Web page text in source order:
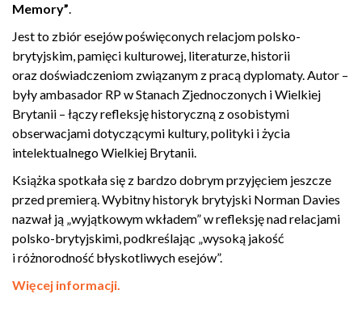
Memory”.
Jest to zbiór esejów poświęconych relacjom polsko-
brytyjskim, pamięci kulturowej, literaturze, historii
oraz doświadczeniom związanym z pracą dyplomaty. Autor –
były ambasador RP w Stanach Zjednoczonych i Wielkiej
Brytanii – łączy refleksję historyczną z osobistymi
obserwacjami dotyczącymi kultury, polityki i życia
intelektualnego Wielkiej Brytanii.
Książka spotkała się z bardzo dobrym przyjęciem jeszcze
przed premierą. Wybitny historyk brytyjski Norman Davies
nazwał ją „wyjątkowym wkładem” w refleksję nad relacjami
polsko-brytyjskimi, podkreślając „wysoką jakość
i różnorodność błyskotliwych esejów”.
Więcej informacji.